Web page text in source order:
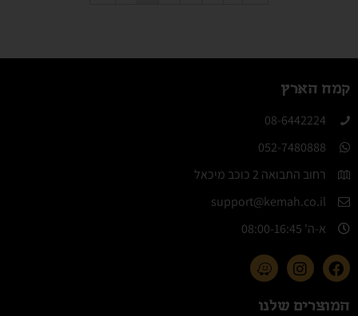
קמח הארץ
08-6442224​
052-7480888
רחוב התבואה 2 כוכב מיכאל
support@kemah.co.il
א-ה' 08:00-16:45​
המוצרים שלנו